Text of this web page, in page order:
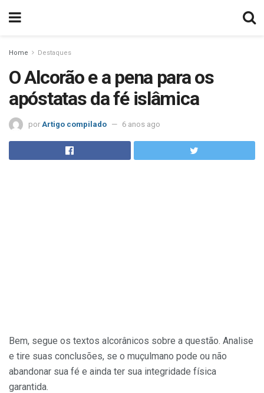
Home Destaques
O Alcorão e a pena para os
apóstatas da fé islâmica
por Artigo compilado 6 anos ago
Bem, segue os textos alcorânicos sobre a questão. Analise
e tire suas conclusões, se o muçulmano pode ou não
abandonar sua fé e ainda ter sua integridade física
garantida.